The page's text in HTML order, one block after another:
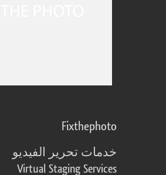
Fixthephoto
خدمات تحرير الفيديو
Virtual Staging Services